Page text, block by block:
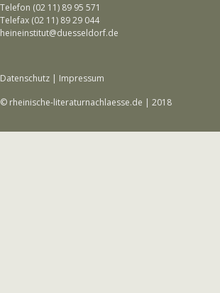
Telefon (02 11) 89 95 571
Telefax (02 11) 89 29 044
heineinstitut@duesseldorf.de
Datenschutz | Impressum
© rheinische-literaturnachlaesse.de | 2018